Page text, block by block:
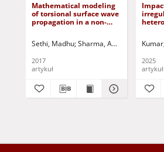
Mathematical modeling
of torsional surface wave
propagation in a non-
semi-infinite medium
Sethi, Madhu Sharma, Anupam Deep
2017
artykuł
2025
artykuł